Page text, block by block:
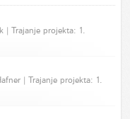
Trajanje projekta: 1.
| Trajanje projekta: 1.